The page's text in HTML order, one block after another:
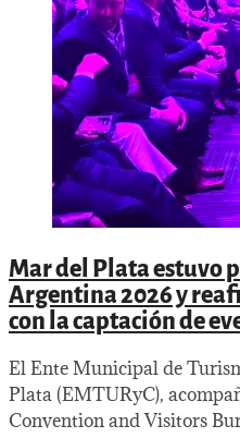
Mar del Plata estuvo
Argentina 2026 y
con la captación de
El Ente Municipal de
Plata (EMTURyC),
Convention and Visitors